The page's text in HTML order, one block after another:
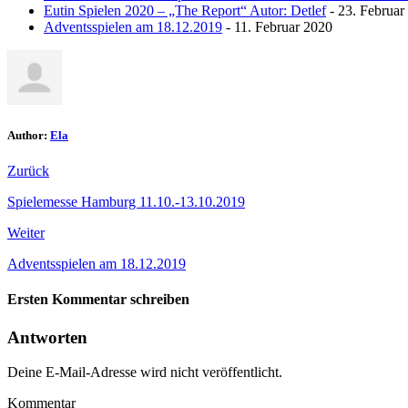
Eutin Spielen 2020 – „The Report“ Autor: Detlef- 23. Februar
Adventsspielen am 18.12.2019 - 11. Februar 2020
Author: Ela
Zurück
Spielemesse Hamburg 11.10.-13.10.2019
Weiter
Adventsspielen am 18.12.2019
Ersten Kommentar schreiben
Antworten
Deine E-Mail-Adresse wird nicht veröffentlicht.
Kommentar